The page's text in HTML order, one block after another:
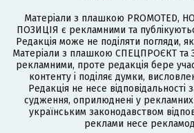
Матеріали з плашкою PROMOTED,
ПОЗИЦІЯ є рекламними та
Редакція може не поділяти погляди,
Матеріали з плашкою СПЕЦПРОЄКТ та
рекламними, проте редакція бере
контенту і поділяє думки,
Редакція не несе відповідальності
судження, оприлюднені у рекламних
українським законодавством
реклами несе